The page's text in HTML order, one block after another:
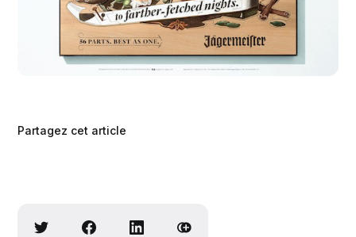
Partagez cet article